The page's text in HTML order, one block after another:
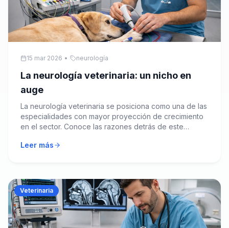
15 mar 2026 • neurología
La neurología veterinaria: un nicho en
auge
La neurología veterinaria se posiciona como una de las
especialidades con mayor proyección de crecimiento
en el sector. Conoce las razones detrás de este
Leer más
Veterinaria